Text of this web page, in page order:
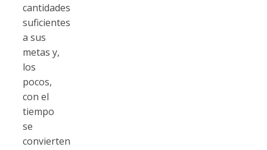
cantidades
suficientes
a sus
metas y,
los
pocos,
con el
tiempo
se
convierten